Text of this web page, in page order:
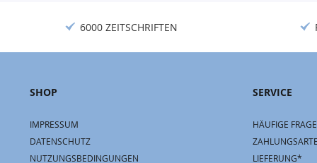
6000 ZEITSCHRIFTEN
SHOP
IMPRESSUM
DATENSCHUTZ
NUTZUNGSBEDINGUNGEN
SERVICE
HÄUFIGE
LIEFERUNG*